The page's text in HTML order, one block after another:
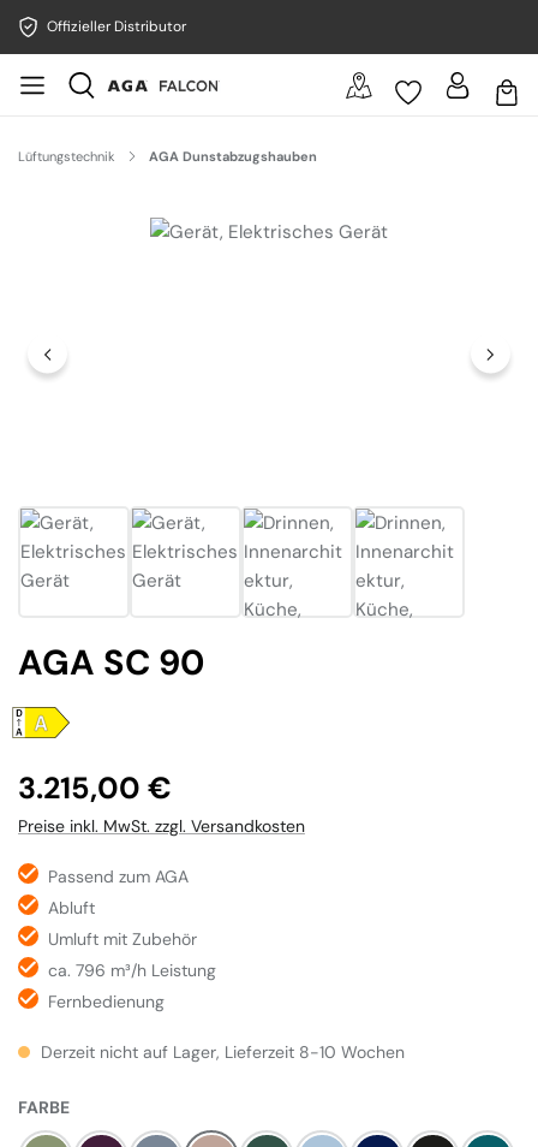
Offizieller Distributor
Lüftungstechnik AGA Dunstabzugshauben
Bildergalerie überspringen
AGA SC 90
Regulärer Preis:
3.215,00 €
Preise inkl. MwSt. zzgl. Versandkosten
Passend zum AGA
Abluft
Umluft mit Zubehör
ca. 796 m³/h Leistung
Fernbedienung
Derzeit nicht auf Lager, Lieferzeit 8-10 Wochen
FARBEAUSWÄHLEN